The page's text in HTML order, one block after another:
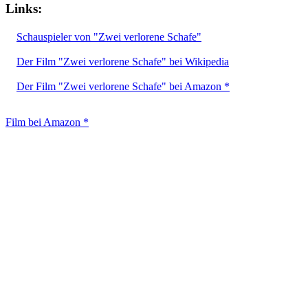
Links:
Schauspieler von "Zwei verlorene Schafe"
Der Film "Zwei verlorene Schafe" bei Wikipedia
Der Film "Zwei verlorene Schafe" bei Amazon *
Film bei Amazon *